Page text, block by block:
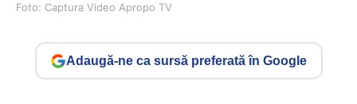
Foto: Captura Video Apropo TV
Adaugă-ne ca sursă preferată în Google